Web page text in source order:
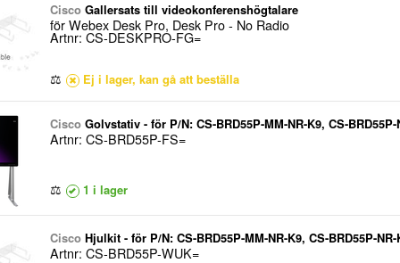
Cisco Gallersats till videokonferenshögtalare
för Webex Desk Pro, Desk Pro - No Radio
Artnr: CS-DESKPRO-FG=
⚖ Ej i lager, kan gå att beställa
Cisco Golvstativ - för P/N: CS-BRD55P-MM-NR-K9, CS-
Artnr: CS-BRD55P-FS=
⚖ 1 i lager
Cisco Hjulkit - för P/N: CS-BRD55P-MM-NR-K9, CS-BRD55P-
Artnr: CS-BRD55P-WUK=